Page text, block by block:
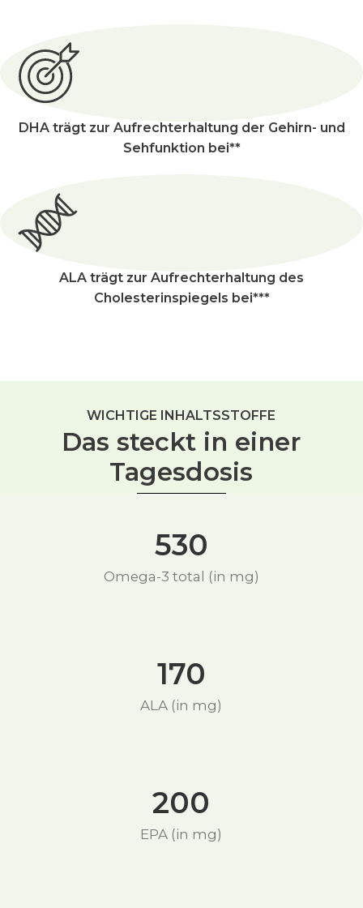
DHA trägt zur Aufrechterhaltung der Gehirn- und
Sehfunktion bei**
ALA trägt zur Aufrechterhaltung des
Cholesterinspiegels bei***
WICHTIGE INHALTSSTOFFE
Das steckt in einer
Tagesdosis
530
Omega-3 total (in mg)
170
ALA (in mg)
200
EPA (in mg)